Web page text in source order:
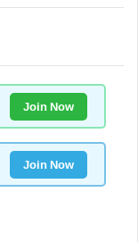
Join Now
Join Now